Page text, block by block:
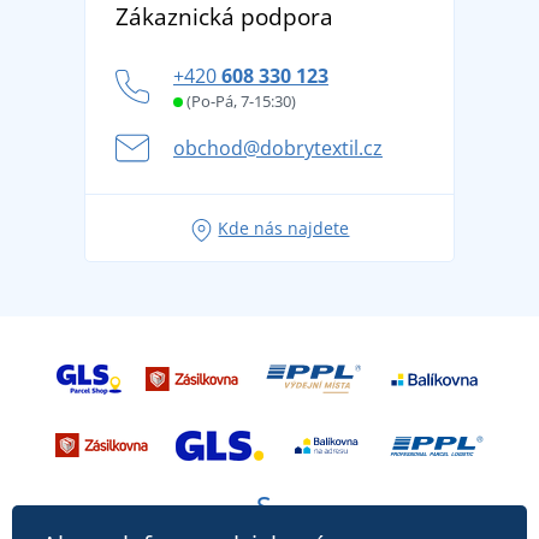
Potisk a výšivka
Věrnostní program BONTIS +
tradicí od roku 1976
Letní dobrodružství začíná balením aneb připravte
se na dovolenou bez starostí
Tipy na svěží outfity pro pohodové léto
Zákaznická podpora
+420608 330 123
(Po-Pá, 7-15:30)
obchod@dobrytextil.cz
Kde nás najdete